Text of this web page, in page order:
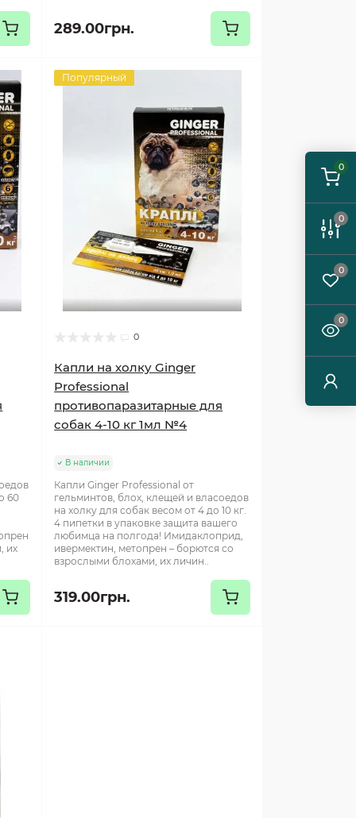
0
0
0
0
289.00грн.
60
их
Популярный
0
Капли на холку Ginger
Professional
противопаразитарные для
собак 4-10 кг 1мл №4
В наличии
Капли Ginger Professional от
гельминтов, блох, клещей и власоедов
на холку для собак весом от 4 до 10 кг.
4 пипетки в упаковке защита вашего
любимца на полгода! Имидаклоприд,
ивермектин, метопрен – борются со
взрослыми блохами, их личин..
319.00грн.